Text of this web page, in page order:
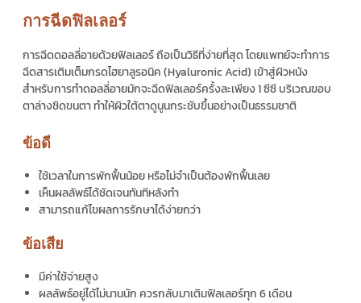
การฉีดฟิลเลอร์
การฉีดดอลลี่อายด้วยฟิลเลอร์ ถือเป็นวิธีที่ง่ายที่สุด โดยแพทย์จะทำการ
ฉีดสารเติมเต็มกรดไฮยาลูรอนิค (Hyaluronic Acid) เข้าสู่ผิวหนัง
สำหรับการทำดอลลี่อายมักจะฉีดฟิลเลอร์ครั้งละเพียง 1 ซีซี บริเวณขอบ
ตาล่างชิดขนตา ทำให้ผิวใต้ตาดูนูนกระชับขึ้นอย่างเป็นธรรมชาติ
ข้อดี
ใช้เวลาในการพักฟื้นน้อย หรือไม่จำเป็นต้องพักฟื้นเลย
เห็นผลลัพธ์ได้ชัดเจนทันทีหลังทำ
สามารถแก้ไขผลการรักษาได้ง่ายกว่า
ข้อเสีย
มีค่าใช้จ่ายสูง
ผลลัพธ์อยู่ได้ไม่นานนัก ควรกลับมาเติมฟิลเลอร์ทุก 6 เดือน